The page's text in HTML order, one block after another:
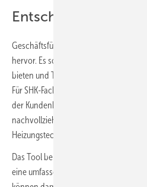
Entscheidungshilfe
Geschäftsführer Hermann-Josef Lüken
hervor. Es soll Endkunden eine
bieten und Transparenz bei
Für SHK-Fachbetriebe stellt der
der Kundenberatung dar, um
nachvollziehbar zu machen und die
Heizungstechnik aufzuzeigen.
Das Tool berücksichtigt auch
eine umfassende Kostentransparenz